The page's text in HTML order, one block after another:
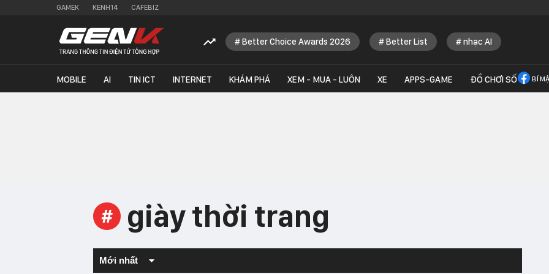
GAMEK KENH14 CAFEBIZ
Better Choice Awards 2026 Better List nhạc AI
MOBILE AI TIN ICT INTERNET KHÁM PHÁ XEM - MUA - LUÔN XE APPS-GAME ĐỒ CHƠI SỐ BÍ
# giày thời trang
Mới nhất